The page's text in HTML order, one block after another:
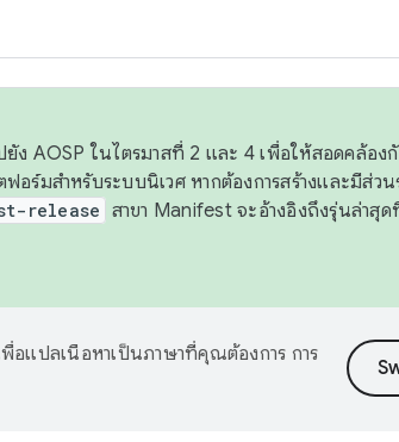
ง AOSP ในไตรมาสที่ 2 และ 4 เพื่อให้สอดคล้อง
ร์มสำหรับระบบนิเวศ หากต้องการสร้างและมีส่ว
release สาขา Manifest จะอ้างอิงถึงรุ่นล่าสุ
อแปลเนื้อหาเป็นภาษาที่คุณต้องการ การ